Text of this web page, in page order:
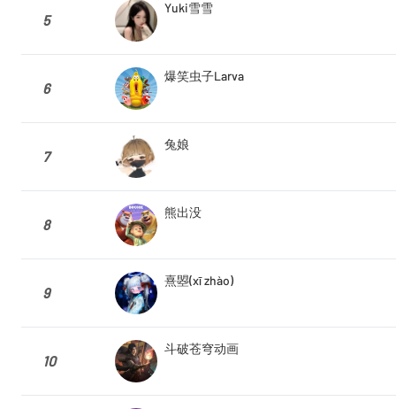
5
Yuki雪雪
6
爆笑虫子Larva
7
兔娘
8
熊出没
9
熹曌(xī zhào)
10
斗破苍穹动画